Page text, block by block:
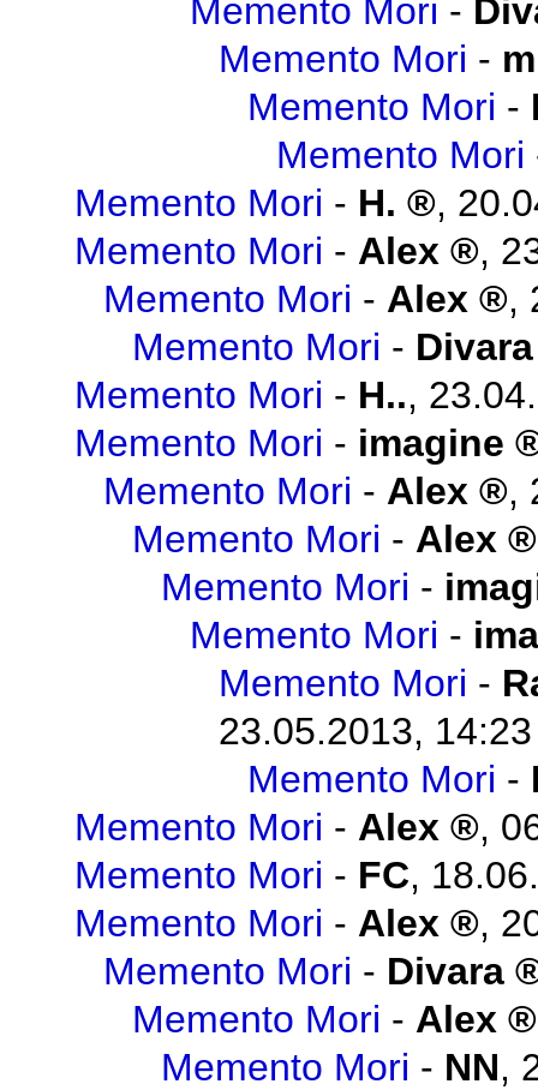
Memento Mori -
Memento Mori -
Memento Mori -
Memento Mori
Memento Mori - H. ,
Memento Mori - Alex ,
Memento Mori - Alex ,
Memento Mori - Divara
Memento Mori - H..,
Memento Mori - imagine
Memento Mori - Alex ,
Memento Mori - Alex
Memento Mori -
Memento Mori -
Memento Mori -
23.05.2013, 14:23
Memento Mori -
Memento Mori - Alex ,
Memento Mori - FC,
Memento Mori - Alex ,
Memento Mori - Divara
Memento Mori - Alex
Memento Mori - NN,